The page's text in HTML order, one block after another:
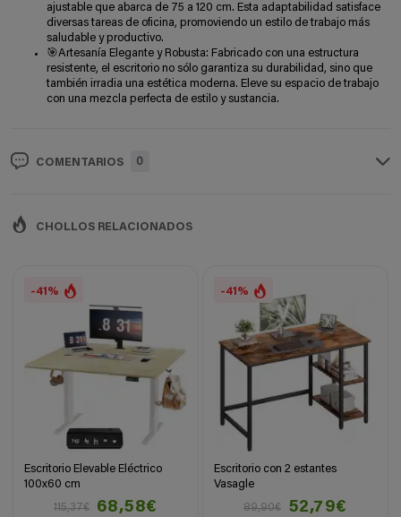
ajustable que abarca de 75 a 120 cm. Esta adaptabilidad satisface
diversas tareas de oficina, promoviendo un estilo de trabajo más
saludable y productivo.
🎯Artesanía Elegante y Robusta: Fabricado con una estructura
resistente, el escritorio no sólo garantiza su durabilidad, sino que
también irradia una estética moderna. Eleve su espacio de trabajo
con una mezcla perfecta de estilo y sustancia.
COMENTARIOS 0
CHOLLOS RELACIONADOS
-41%
Escritorio Elevable Eléctrico
100x60 cm
115,37€
68,58€
-41%
Escritorio con 2 estantes
Vasagle
89,90€
52,79€